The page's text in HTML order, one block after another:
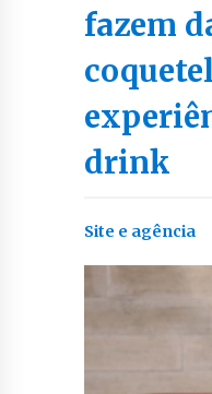
fazem
drink
Site e agência